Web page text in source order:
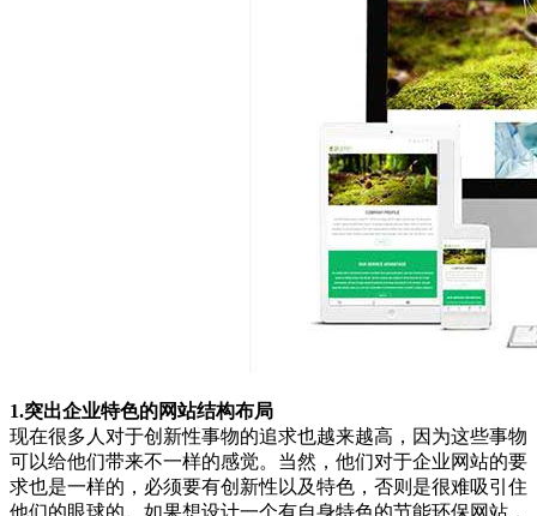
1.突出企业特色的网站结构布局
现在很多人对于创新性事物的追求也越来越高，因为这些事物
可以给他们带来不一样的感觉。当然，他们对于企业网站的要
求也是一样的，必须要有创新性以及特色，否则是很难吸引住
他们的眼球的。如果想设计一个有自身特色的节能环保网站，